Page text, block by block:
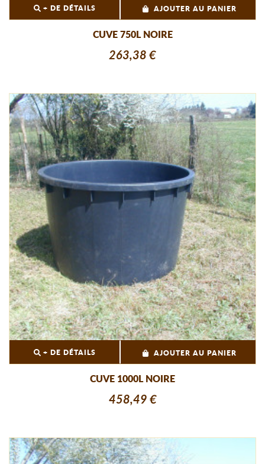
+ DE DÉTAILS AJOUTER AU PANIER
CUVE 750L NOIRE
263,38 €
+ DE DÉTAILS AJOUTER AU PANIER
CUVE 1000L NOIRE
458,49 €